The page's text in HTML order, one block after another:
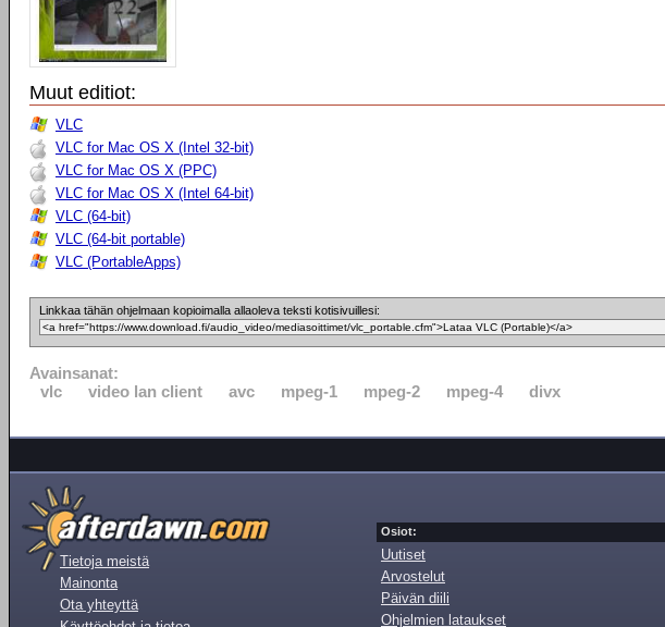
Muut editiot:
VLC
VLC for Mac OS X (Intel 32-bit)
VLC for Mac OS X (PPC)
VLC for Mac OS X (Intel 64-bit)
VLC (64-bit)
VLC (64-bit portable)
VLC (PortableApps)
Linkkaa tähän ohjelmaan kopioimalla allaoleva teksti kotisivuillesi:
Avainsanat:
vlc
video lan client avc mpeg-1 mpeg-2 mpeg-4 divx
Tietoja meistä
Mainonta
Ota yhteyttä
Osiot:
Uutiset
Arvostelut
Päivän diili
Ohjelmien lataukset